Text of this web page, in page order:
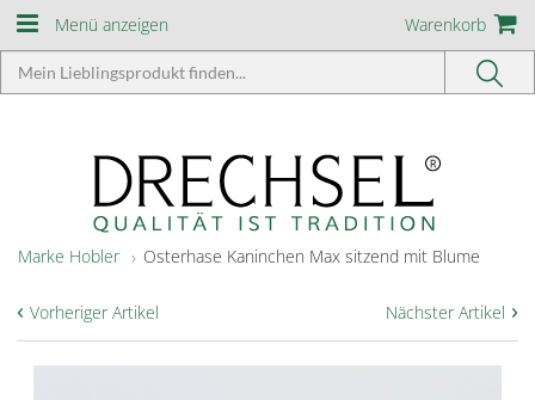
Menü anzeigen Warenkorb
Marke Hobler Osterhase Kaninchen Max sitzend mit Blume
Nächster Artikel ›
‹ Vorheriger Artikel